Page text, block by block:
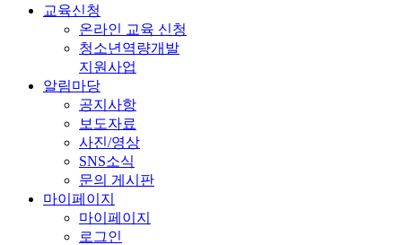
교육신청
온라인 교육 신청
청소년역량개발
지원사업
알림마당
공지사항
보도자료
사진/영상
SNS소식
문의 게시판
마이페이지
마이페이지
로그인